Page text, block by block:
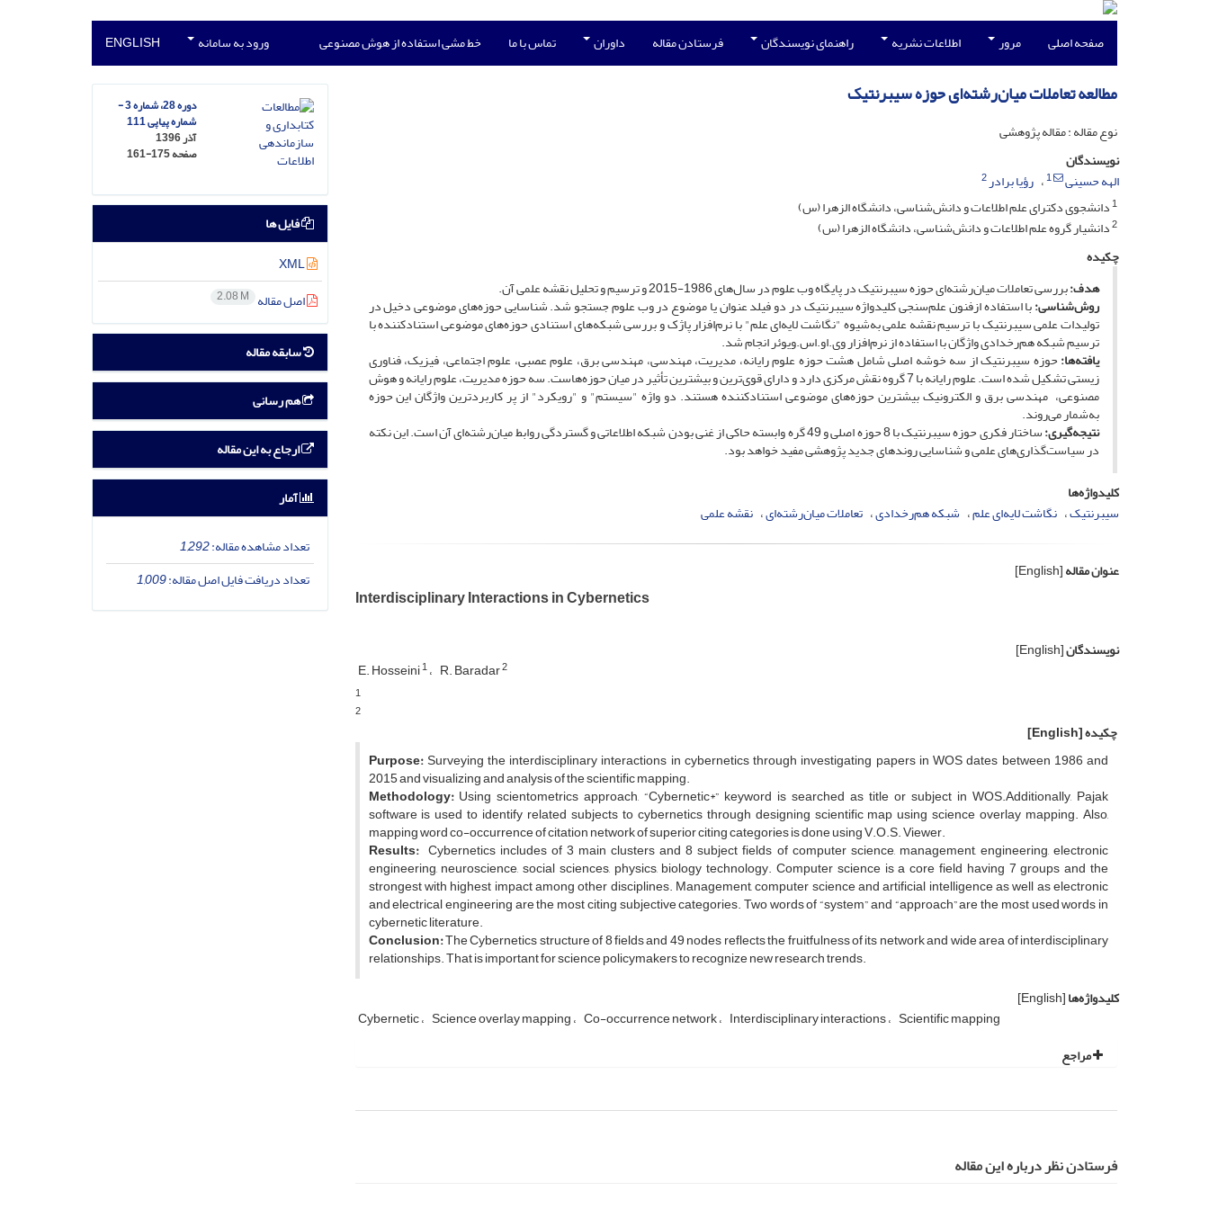
صفحه اصلی مرور اطلاعات نشریه راهنمای نویسندگان فرستادن مقاله داوران تماس با ما خط مشی استفاده از هوش مصنوعی ورود به سامانه ENGLISH
مطالعه تعاملات میان‌رشته‌ای حوزه سیبرنتیک
نوع مقاله : مقاله پژوهشی
نویسندگان
الهه حسینی
1 رؤیا برادر2
1دانشجوی دکترای علم اطلاعات و دانش‌شناسی، دانشگاه الزهرا (س)
2دانشیار گروه علم اطلاعات و دانش‌شناسی، دانشگاه الزهرا (س)
چکیده
هدف:بررسی تعاملات میان‌رشته‌ای حوزه سیبرنتیک در پایگاه وب علوم در سال‌های 1986-2015 و ترسیم و تحلیل نقشه علمی آن.
روش‌شناسی:با استفاده ازفنون علم‌سنجی کلیدواژه سیبرنتیک در دو فیلد عنوان یا موضوع در وب علوم جستجو شد. شناسایی حوزه‌های موضوعی دخیل در
تولیدات علمی سیبرنتیک با ترسیم نقشه علمی به‌شیوه "نگاشت لایه‌ای علم" با نرم‌افزار پاژک و بررسی شبکه‌های استنادی حوزه‌های موضوعی استنادکننده با
ترسیم شبکه هم‌رخدادی واژگان با استفاده از نرم‌افزار وی.او.اس.ویوئر انجام شد.
یافته‌ها:حوزه سیبرنتیک از سه خوشه اصلی شامل هشت حوزه علوم رایانه، مدیریت، مهندسی، مهندسی برق، علوم عصبی، علوم اجتماعی، فیزیک، فناوری
زیستی تشکیل شده است. علوم رایانه با 7 گروه نقش مرکزی دارد و دارای قوی‌ترین و بیشترین تأثیر در میان حوزه‌هاست. سه حوزه مدیریت، علوم رایانه و هوش
مصنوعی، مهندسی برق و الکترونیک بیشترین حوزه‌های موضوعی استنادکننده هستند. دو واژه "سیستم" و "رویکرد" از پر کاربردترین واژگان این حوزه
به‌شمار می‌روند.
نتیجه‌گیری: ساختار فکری حوزه سیبرنتیک با 8 حوزه اصلی و 49 گره وابسته حاکی از غنی بودن شبکه اطلاعاتی و گستردگی روابط میان‌رشته‌ای آن است. این نکته
در سیاست‌گذاری‌های علمی و شناسایی روندهای جدید پژوهشی مفید خواهد بود.
کلیدواژه‌ها
سیبرنتیک نگاشت لایه‌ای علم شبکه هم‌رخدادی تعاملات میان‌رشته‌ای نقشه علمی
عنوان مقاله[English]
Interdisciplinary Interactions in Cybernetics
نویسندگان[English]
E. Hosseini1 R. Baradar2
1
2
چکیده[English]
Purpose:Surveying the interdisciplinary interactions in cybernetics through investigating papers in WOS dates between 1986 and
2015 and visualizing and analysis of the scientific mapping.
Methodology:Using scientometrics approach, “Cybernetic*” keyword is searched as title or subject in WOS.Additionally, Pajak
software is used to identify related subjects to cybernetics through designing scientific map using science overlay mapping. Also,
mapping word co-occurrence of citation network of superior citing categories is done using V.O.S. Viewer.
Results: Cybernetics includes of 3 main clusters and 8 subject fields of computer science, management, engineering, electronic
engineering, neuroscience, social sciences, physics, biology technology. Computer science is a core field having 7 groups and the
strongest with highest impact among other disciplines. Management, computer science and artificial intelligence as well as electronic
and electrical engineering are the most citing subjective categories. Two words of “system” and “approach” are the most used words in
cybernetic literature.
Conclusion:The Cybernetics structure of 8 fields and 49 nodes reflects the fruitfulness of its network and wide area of interdisciplinary
relationships. That is important for science policymakers to recognize new research trends.
کلیدواژه‌ها[English]
Cybernetic Science overlay mapping Co-occurrence network Interdisciplinary interactions Scientific mapping
مراجع
فرستادن نظر درباره این مقاله
دوره 28، شماره 3 -
شماره پیاپی 111
آذر 1396
صفحه161-175
فایل ها
XML
اصل مقاله 2.08 M
سابقه مقاله
هم رسانی
ارجاع به این مقاله
آمار
تعداد مشاهده مقاله:1,292
تعداد دریافت فایل اصل مقاله:1,009